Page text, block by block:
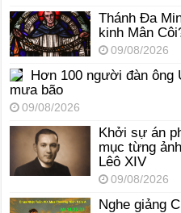
Thánh Đa
kinh Mân
09/08/2026
Hơn 100 người đàn ông
mưa bão
09/08/2026
Khởi sự án
mục từng
Lêô XIV
09/08/2026
Nghe giảng